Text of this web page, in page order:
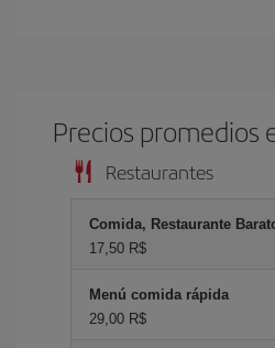
Precios promedios
Restaurantes
Comida, Restaurante
17,50 R$
Menú comida rápida
29,00 R$